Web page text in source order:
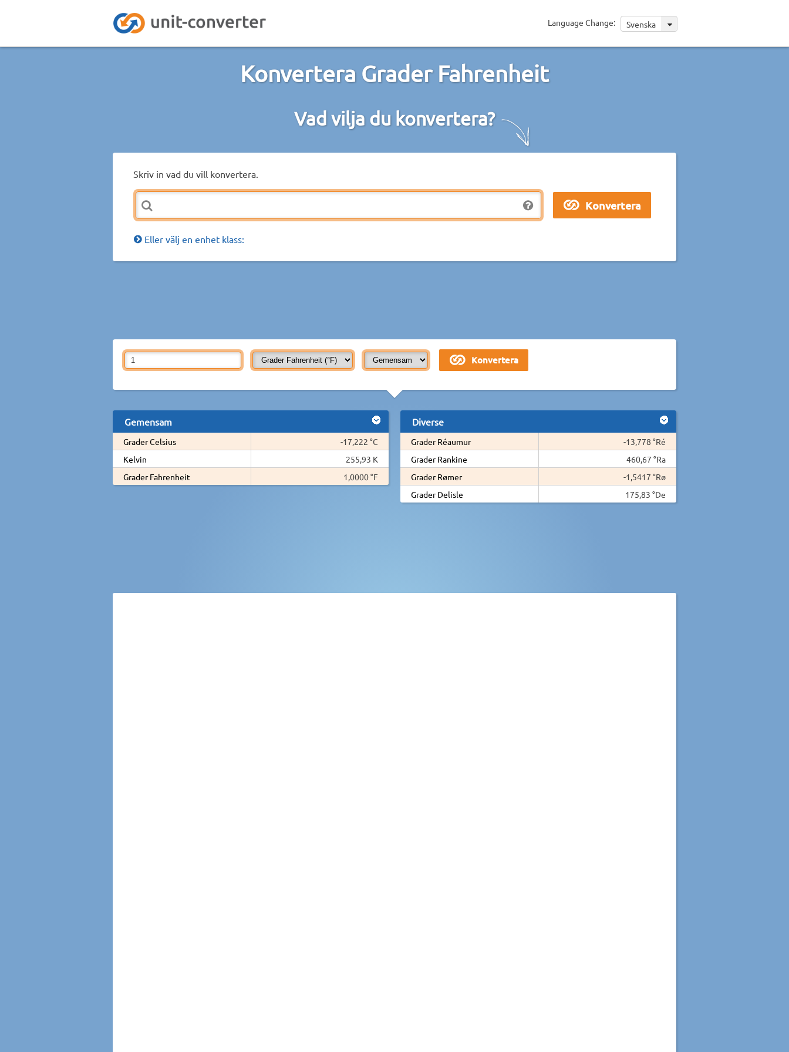
Language Change: Svenska
Konvertera Grader Fahrenheit
Vad vilja du konvertera?
Skriv in vad du vill konvertera.
Eller välj en enhet klass:
Gemensam
Grader Celsius
-17,222 °C
Kelvin
255,93 K
Grader Fahrenheit
1,0000 °F
Diverse
Grader Réaumur
-13,778 °Ré
Grader Rankine
460,67 °Ra
Grader Rømer
-1,5417 °Rø
Grader Delisle
175,83 °De